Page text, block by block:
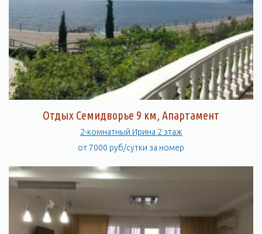
Отдых Семидворье 9 км, Апартамент
2-комнатный Ирина 2 этаж
от 7000 руб/сутки за номер